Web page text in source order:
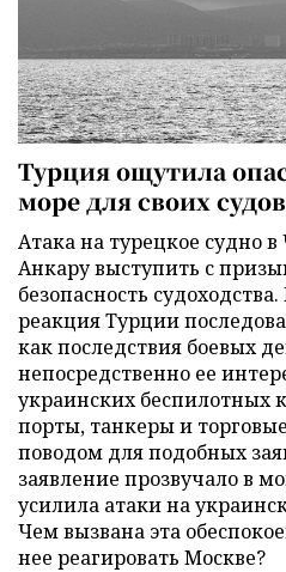
Турция ощутила
море для своих судов
Атака на турецкое судно
Анкару выступить с
безопасность
реакция Турции
как последствия боевых
непосредственно ее
украинских беспилотных
порты, танкеры и
поводом для подобных
заявление прозвучало в
усилила атаки на
Чем вызвана эта
нее реагировать Москве?